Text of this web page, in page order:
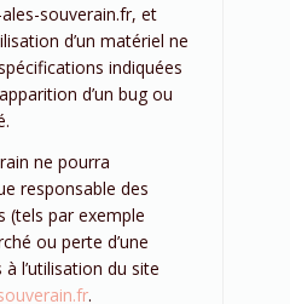
souverain.fr, et
d’un matériel ne
indiquées
d’un bug ou
ne pourra
responsable des
(tels par exemple
ou perte d’une
l’utilisation du site
.